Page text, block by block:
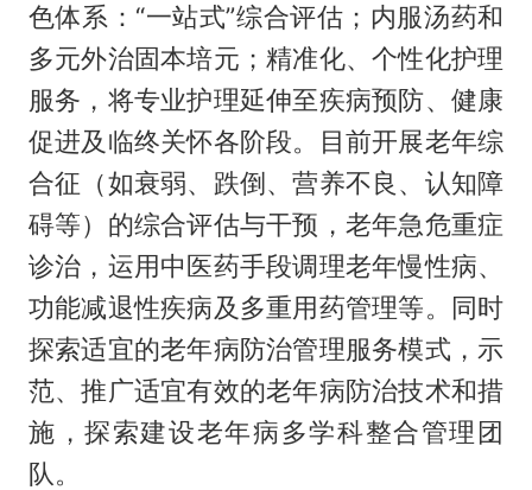
色体系：“一站式”综合评估；内服汤药和
多元外治固本培元；精准化、个性化护理
服务，将专业护理延伸至疾病预防、健康
促进及临终关怀各阶段。目前开展老年综
合征（如衰弱、跌倒、营养不良、认知障
碍等）的综合评估与干预，老年急危重症
诊治，运用中医药手段调理老年慢性病、
功能减退性疾病及多重用药管理等。同时
探索适宜的老年病防治管理服务模式，示
范、推广适宜有效的老年病防治技术和措
施，探索建设老年病多学科整合管理团
队。